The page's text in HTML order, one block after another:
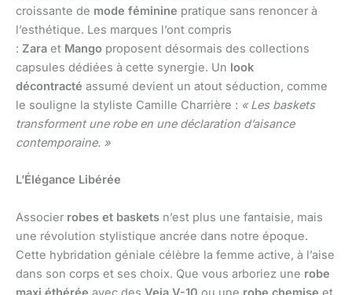
croissante de mode féminine pratique sans renoncer à
l’esthétique. Les marques l’ont compris
: Zara et Mango proposent désormais des collections
capsules dédiées à cette synergie. Un look
décontracté assumé devient un atout séduction, comme
le souligne la styliste Camille Charrière : « Les baskets
transforment une robe en une déclaration d’aisance
contemporaine. »
L’Élégance Libérée
Associer robes et baskets n’est plus une fantaisie, mais
une révolution stylistique ancrée dans notre époque.
Cette hybridation géniale célèbre la femme active, à l’aise
dans son corps et ses choix. Que vous arboriez une robe